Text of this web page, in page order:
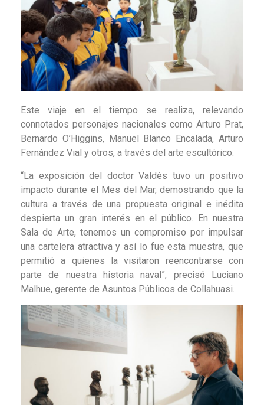
Este viaje en el tiempo se realiza, relevando
connotados personajes nacionales como Arturo Prat,
Bernardo O’Higgins, Manuel Blanco Encalada, Arturo
Fernández Vial y otros, a través del arte escultórico.
“La exposición del doctor Valdés tuvo un positivo
impacto durante el Mes del Mar, demostrando que la
cultura a través de una propuesta original e inédita
despierta un gran interés en el público. En nuestra
Sala de Arte, tenemos un compromiso por impulsar
una cartelera atractiva y así lo fue esta muestra, que
permitió a quienes la visitaron reencontrarse con
parte de nuestra historia naval”, precisó Luciano
Malhue, gerente de Asuntos Públicos de Collahuasi.